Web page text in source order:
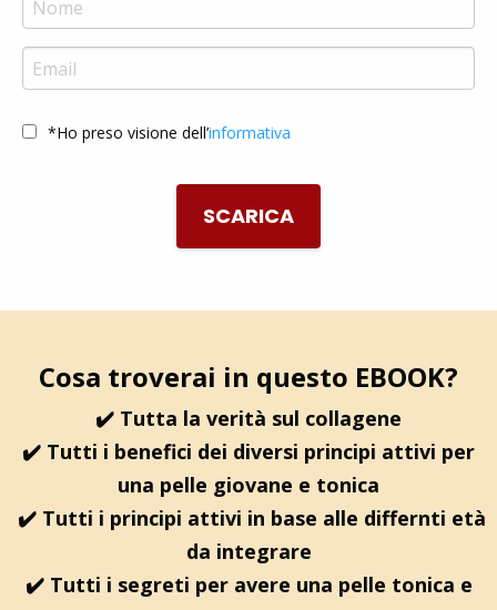
*Ho preso visione dell’informativa
SCARICA
Cosa troverai in questo EBOOK?
✔️ Tutta la verità sul collagene
✔️ Tutti i benefici dei diversi principi attivi per
una pelle giovane e tonica
✔️ Tutti i principi attivi in base alle differnti età
da integrare
✔️ Tutti i segreti per avere una pelle tonica e